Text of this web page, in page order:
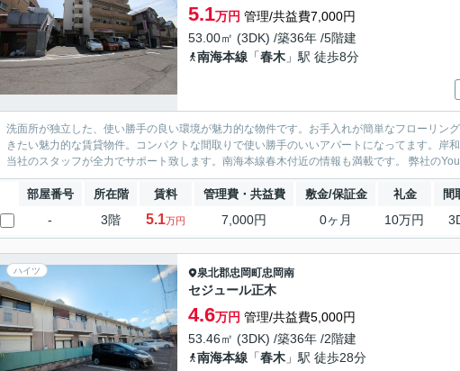
5.1万円 管理/共益費7,000円
53.00㎡ (3DK) /築36年 /5階建
南海本線 「春木 」駅 徒歩8分
洗面所が独立した、使い勝手の良い環境が魅力的な物件です。お手入れが簡単なフローリン
きたい魅力的な賃貸物件。コンパクトな間取りで使い勝手のいいアパートになってます。岸
当社のスタッフが全力でサポ
部屋番号 所在階 賃料 管理費・共益費 敷金/保証金 礼金 間
- 3階 5.1万円 7,000円 0ヶ月 10万円
ハイツ 泉北郡忠岡町忠岡南
セジュール正木
4.6万円 管理/共益費5,000円
53.46㎡ (3DK) /築36年 /2階建
南海本線 「春木 」駅 徒歩28分